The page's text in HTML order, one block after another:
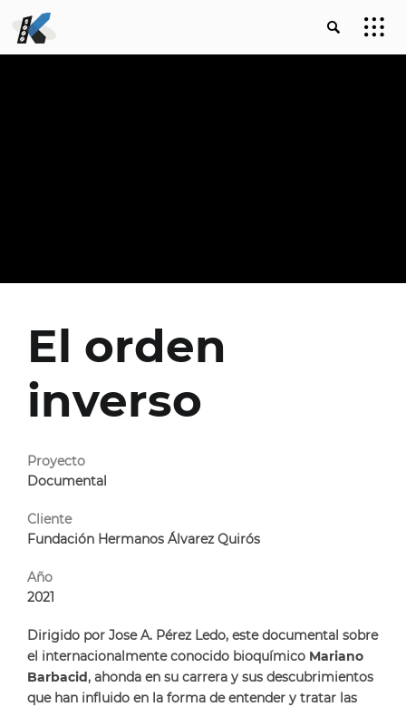
El orden
inverso
Proyecto
Documental
Cliente
Año
2021
Dirigido por Jose A. Pérez Ledo, este documental sobre
el internacionalmente conocido bioquímico Mariano
Barbacid, ahonda en su carrera y sus descubrimientos
que han influido en la forma de entender y tratar las